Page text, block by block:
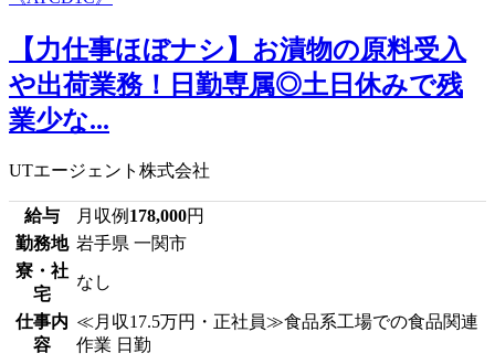
【力仕事ほぼナシ】お漬物の原料受入
や出荷業務！日勤専属◎土日休みで残
業少な...
UTエージェント株式会社
給与 月収例 178,000円
勤務地 岩手県 一関市
寮・社
宅
なし
仕事内
容
≪月収17.5万円・正社員≫食品系工場での食品関連
作業 日勤